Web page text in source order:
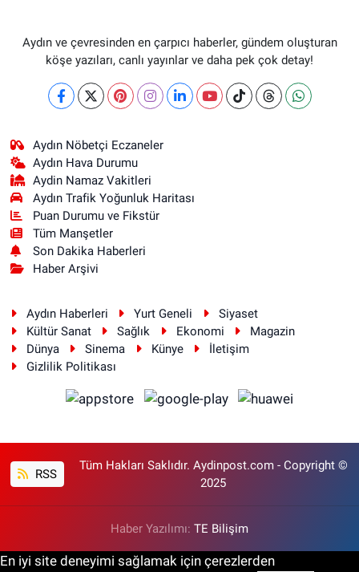
Aydın ve çevresinden en çarpıcı haberler, gündem oluşturan
köşe yazıları, canlı yayınlar ve daha pek çok detay!
Aydın Nöbetçi Eczaneler
Aydın Hava Durumu
Aydin Namaz Vakitleri
Aydın Trafik Yoğunluk Haritası
Puan Durumu ve Fikstür
Tüm Manşetler
Son Dakika Haberleri
Haber Arşivi
Aydın Haberleri Yurt Geneli
Siyaset
Kültür Sanat
Sağlık Ekonomi
Magazin
Dünya
Sinema Künye
İletişim
Gizlilik Politikası
RSS
Tüm Hakları Saklıdır. Aydinpost.com - Copyright ©
2025
Haber Yazılımı: TE Bilişim
En iyi site deneyimi sağlamak için çerezlerden